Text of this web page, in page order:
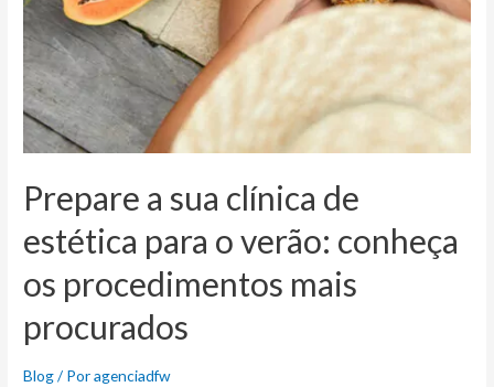
Prepare a sua clínica de
estética para o verão: conheça
os procedimentos mais
procurados
Blog/ Poragenciadfw